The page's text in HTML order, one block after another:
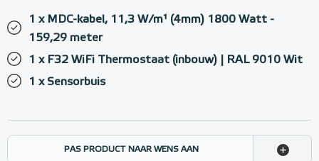
1 x MDC-kabel, 11,3 W/m¹ (4mm) 1800 Watt -
159,29 meter
1 x F32 WiFi Thermostaat (inbouw) | RAL 9010 Wit
1 x Sensorbuis
PAS PRODUCT NAAR WENS AAN